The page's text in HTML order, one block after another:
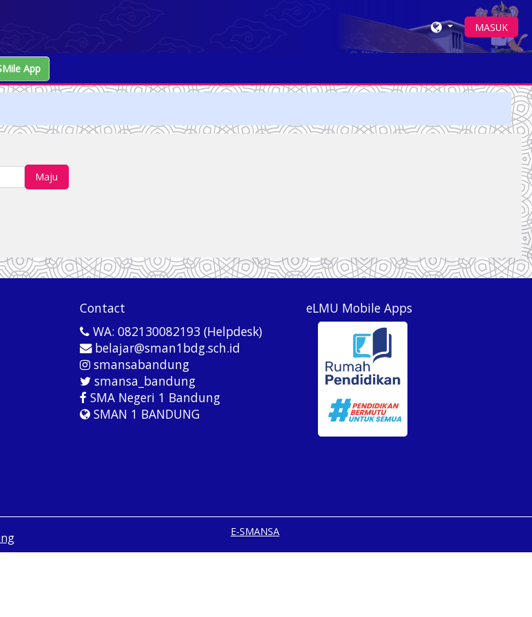
MASUK
App
Maju
Contact
WA: 082130082193 (Helpdesk)
belajar@sman1bdg.sch.id
smansabandung
smansa_bandung
SMA Negeri 1 Bandung
SMAN 1 BANDUNG
eLMU Mobile Apps
E-SMANSA